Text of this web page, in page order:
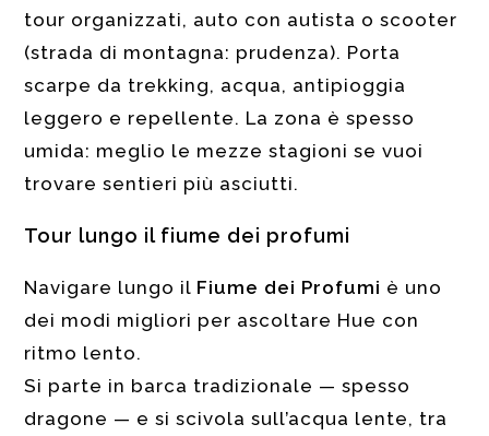
tour organizzati, auto con autista o scooter
(strada di montagna: prudenza). Porta
scarpe da trekking, acqua, antipioggia
leggero e repellente. La zona è spesso
umida: meglio le mezze stagioni se vuoi
trovare sentieri più asciutti.
Tour lungo il fiume dei profumi
Navigare lungo il Fiume dei Profumi è uno
dei modi migliori per ascoltare Hue con
ritmo lento.
Si parte in barca tradizionale — spesso
dragone — e si scivola sull’acqua lente, tra